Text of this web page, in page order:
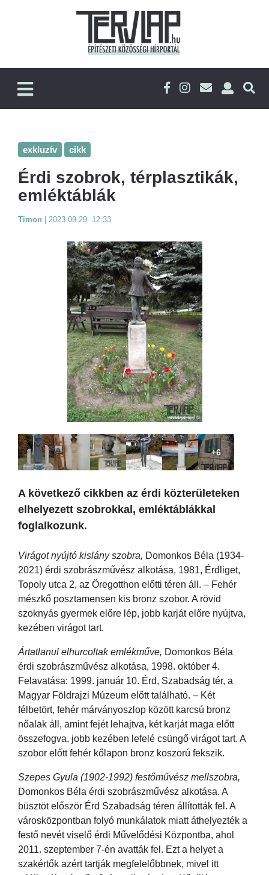
exkluzív cikk
Érdi szobrok, térplasztikák,
emléktáblák
Timon 2023.09.29. 12:33
+6
A következő cikkben az érdi közterületeken
elhelyezett szobrokkal, emléktáblákkal
foglalkozunk.
Virágot nyújtó kislány szobra, Domonkos Béla (1934-
2021) érdi szobrászművész alkotása, 1981, Érdliget,
Topoly utca 2, az Öregotthon előtti téren áll. – Fehér
mészkő posztamensen kis bronz szobor. A rövid
szoknyás gyermek előre lép, jobb karját előre nyújtva,
kezében virágot tart.
Ártatlanul elhurcoltak emlékműve, Domonkos Béla
érdi szobrászművész alkotása, 1998. október 4.
Felavatása: 1999. január 10. Érd, Szabadság tér, a
Magyar Földrajzi Múzeum előtt található. – Két
félbetört, fehér márványoszlop között karcsú bronz
nőalak áll, amint fejét lehajtva, két karját maga előtt
összefogva, jobb kezében lefelé csüngő virágot tart. A
szobor előtt fehér kőlapon bronz koszorú fekszik.
Szepes Gyula (1902-1992) festőművész mellszobra,
Domonkos Béla érdi szobrászművész alkotása. A
büsztöt először Érd Szabadság téren állították fel. A
városközpontban folyó munkálatok miatt áthelyezték a
festő nevét viselő érdi Művelődési Központba, ahol
2011. szeptember 7-én avatták fel. Ezt a helyet a
szakértők azért tartják megfelelőbbnek, mivel itt